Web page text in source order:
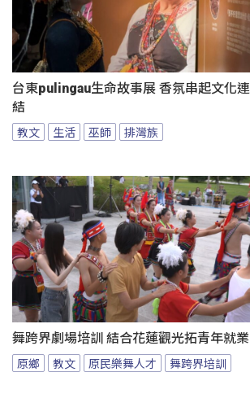
台東pulingau生命故事展 香氛串起文化連
結
教文 生活 巫師 排灣族
舞跨界劇場培訓 結合花蓮觀光拓青年就業
原鄉 教文 原民樂舞人才 舞跨界培訓